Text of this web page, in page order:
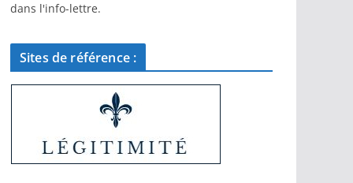
dans l'info-lettre.
Sites de référence :